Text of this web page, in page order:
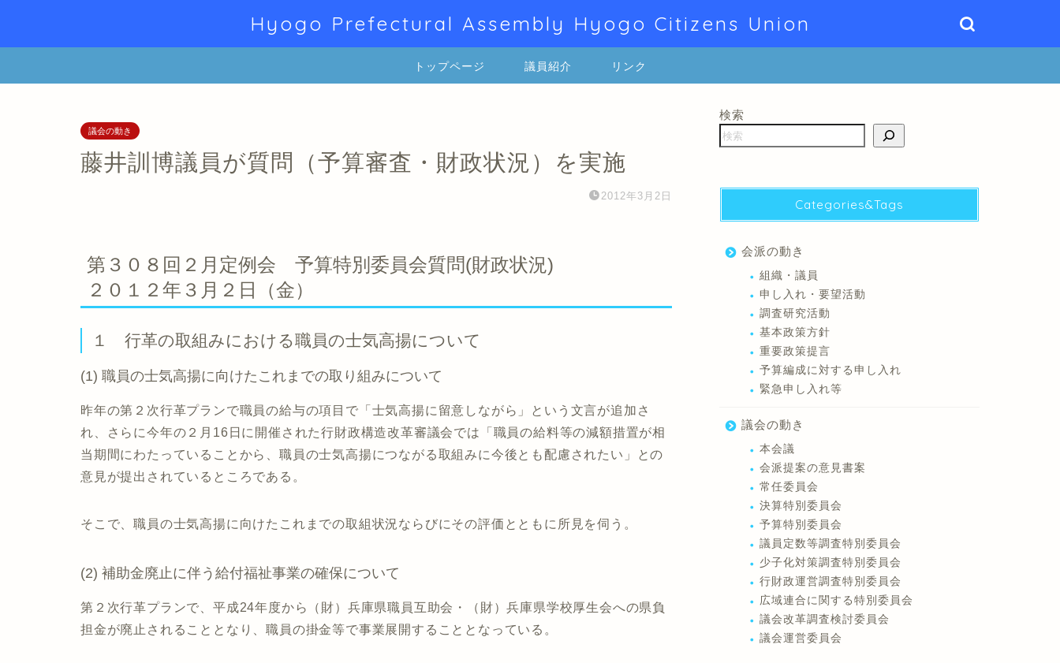
Hyogo Prefectural Assembly Hyogo Citizens Union
トップページ 議員紹介 リンク
議会の動き
藤井訓博議員が質問（予算審査・財政状況）を実施
2012年3月2日
第３０８回２月定例会 予算特別委員会質問(財政状況)
２０１２年３月２日（金）
１ 行革の取組みにおける職員の士気高揚について
(1) 職員の士気高揚に向けたこれまでの取り組みについて
昨年の第２次行革プランで職員の給与の項目で「士気高揚に留意しながら」という文言が追加さ
れ、さらに今年の２月16日に開催された行財政構造改革審議会では「職員の給料等の減額措置が相
当期間にわたっていることから、職員の士気高揚につながる取組みに今後とも配慮されたい」との
意見が提出されているところである。
そこで、職員の士気高揚に向けたこれまでの取組状況ならびにその評価とともに所見を伺う。
(2) 補助金廃止に伴う給付福祉事業の確保について
第２次行革プランで、平成24年度から（財）兵庫県職員互助会・（財）兵庫県学校厚生会への県負
担金が廃止されることとなり、職員の掛金等で事業展開することとなっている。
検索
Categories&Tags
会派の動き
組織・議員
申し入れ・要望活動
調査研究活動
基本政策方針
重要政策提言
予算編成に対する申し入れ
緊急申し入れ等
議会の動き
本会議
会派提案の意見書案
常任委員会
決算特別委員会
予算特別委員会
議員定数等調査特別委員会
少子化対策調査特別委員会
行財政運営調査特別委員会
広域連合に関する特別委員会
議会改革調査検討委員会
議会運営委員会